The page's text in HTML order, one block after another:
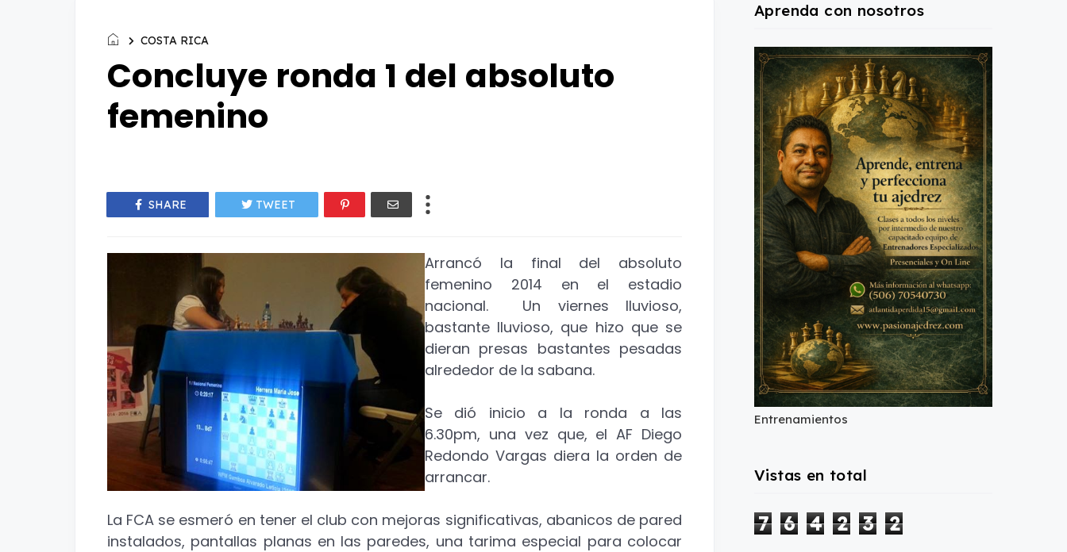
COSTA RICA
Concluye ronda 1 del absoluto
femenino
SHARE TWEET
Arrancó la final del absoluto
femenino 2014 en el estadio
nacional. Un viernes lluvioso,
bastante lluvioso, que hizo que se
dieran presas bastantes pesadas
alrededor de la sabana.
Se dió inicio a la ronda a las
6.30pm, una vez que, el AF Diego
Redondo Vargas diera la orden de
arrancar.
La FCA se esmeró en tener el club con mejoras significativas, abanicos de pared
instalados, pantallas planas en las paredes, una tarima especial para colocar
Aprenda con nosotros
Entrenamientos
Vistas en total
7 6 4 2 3 2